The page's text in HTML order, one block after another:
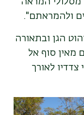
ולהמראתם".
הגן ובתאורה
מאין סוף אל
לאורך